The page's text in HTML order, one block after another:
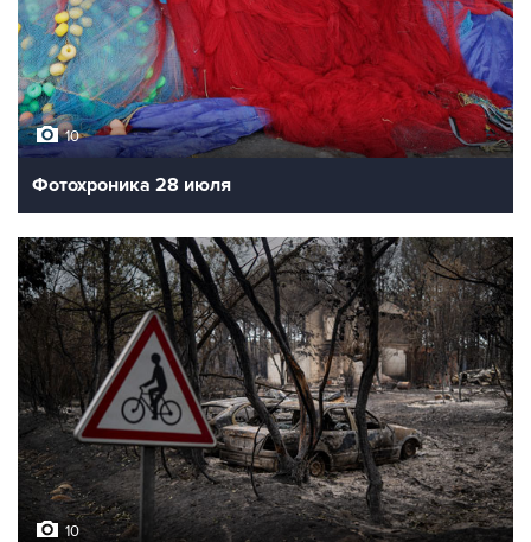
10
Фотохроника 28 июля
10